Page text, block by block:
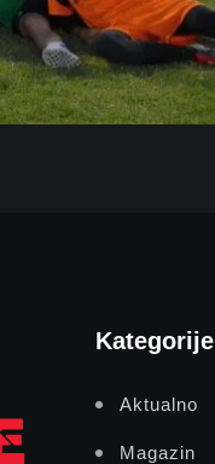
Kategorije
Aktualno
Magazin